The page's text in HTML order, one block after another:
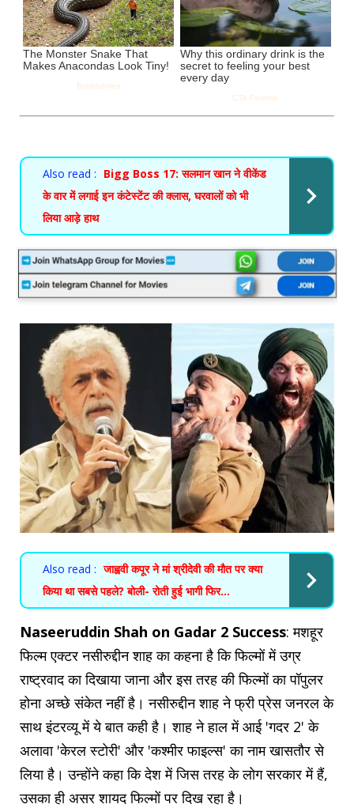
Also read : Bigg Boss 17: सलमान खान ने वीकेंड
के वार में लगाई इन कंटेस्टेंट की क्लास, घरवालों को भी
लिया आड़े हाथ
Also read : जाह्ववी कपूर ने मां श्रीदेवी की मौत पर क्या
किया था सबसे पहले? बोली- रोती हुई भागी फिर...
Naseeruddin Shah on Gadar 2 Success: मशहूर
फिल्म एक्टर नसीरुद्दीन शाह का कहना है कि फिल्मों में उग्र
राष्ट्रवाद का दिखाया जाना और इस तरह की फिल्मों का पॉपुलर
होना अच्छे संकेत नहीं है। नसीरुद्दीन शाह ने फ्री प्रेस जनरल के
साथ इंटरव्यू में ये बात कही है। शाह ने हाल में आई 'गदर 2' के
अलावा 'केरल स्टोरी' और 'कश्मीर फाइल्स' का नाम खासतौर से
लिया है। उन्होंने कहा कि देश में जिस तरह के लोग सरकार में हैं,
उसका ही असर शायद फिल्मों पर दिख रहा है।